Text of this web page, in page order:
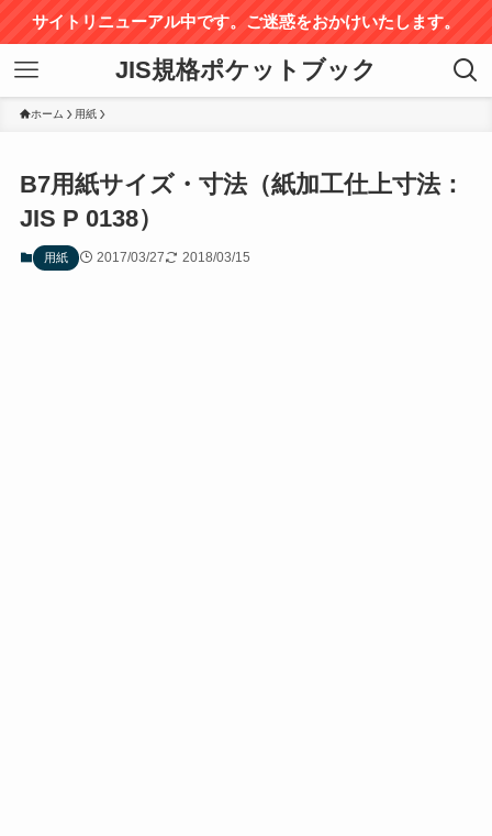
サイトリニューアル中です。ご迷惑をおかけいたします。
JIS規格ポケットブック
ホーム 用紙
B7用紙サイズ・寸法（紙加工仕上寸法：
JIS P 0138）
用紙 2017/03/27 2018/03/15